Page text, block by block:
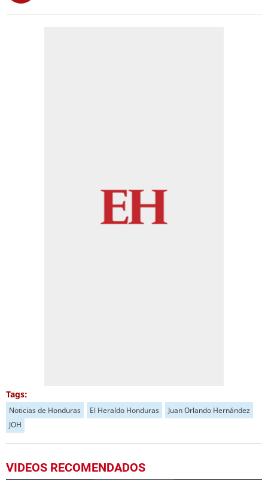
Tags:
Noticias de Honduras El Heraldo Honduras
Juan Orlando Hernández
JOH
VIDEOS RECOMENDADOS